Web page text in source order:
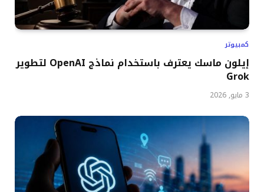
كمبيوتر
إيلون ماسك يعترف باستخدام نماذج OpenAI لتطوير
Grok
3 مايو, 2026